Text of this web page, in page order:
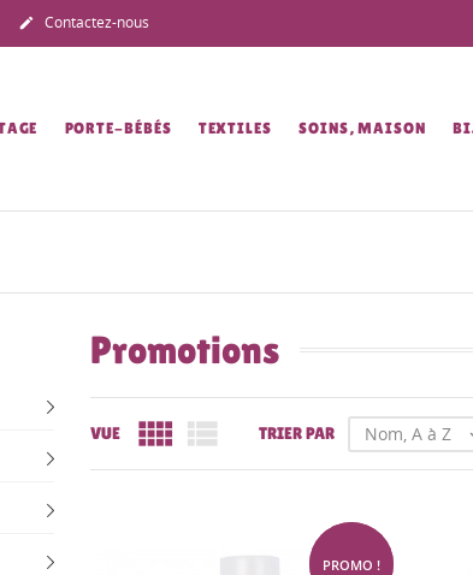
 Contactez-nous
PORTE-BÉBÉS TEXTILES SOINS, MAISON
Promotions
VUE   TRIER PAR Nom, A à Z
-20%
PROMO !